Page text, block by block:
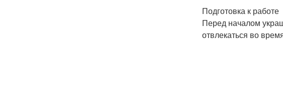
Подготовка к работе
Перед началом
отвлекаться во